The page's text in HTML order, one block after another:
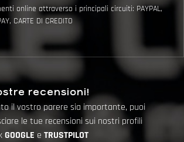
online attraverso i principali circuiti: PAYPAL,
CARTE DI CREDITO
recensioni!
il vostro parere sia importante, puoi
le tue recensioni sui nostri profili
GOOGLE e TRUSTPILOT